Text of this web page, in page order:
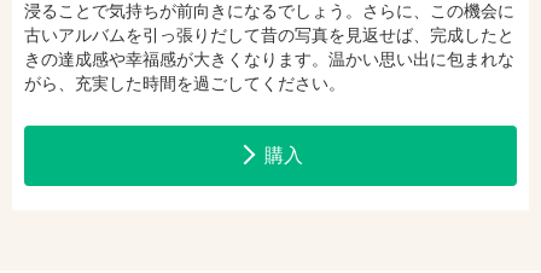
浸ることで気持ちが前向きになるでしょう。さらに、この機会に
古いアルバムを引っ張りだして昔の写真を見返せば、完成したと
きの達成感や幸福感が大きくなります。温かい思い出に包まれな
がら、充実した時間を過ごしてください。
購入